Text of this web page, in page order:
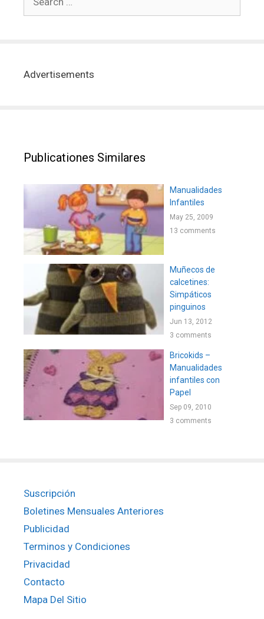
Advertisements
Publicationes Similares
Manualidades
Infantiles
May 25, 2009
13 comments
Muñecos de
calcetines:
Simpáticos
pinguinos
Jun 13, 2012
3 comments
Bricokids –
Manualidades
infantiles con
Papel
Sep 09, 2010
3 comments
Suscripción
Boletines Mensuales Anteriores
Publicidad
Terminos y Condiciones
Privacidad
Contacto
Mapa Del Sitio